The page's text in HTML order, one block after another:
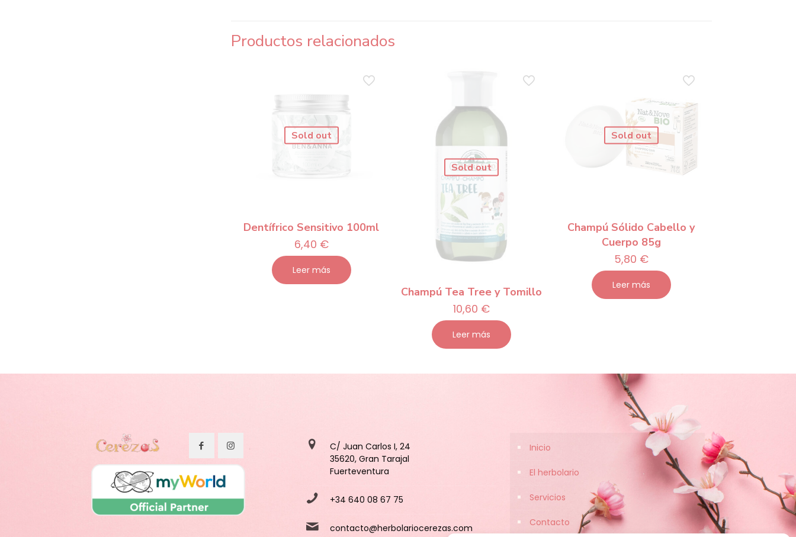
Productos relacionados
Sold out
Dentífrico Sensitivo 100ml
6,40 €
Leer más
Sold out
Champú Tea Tree y Tomillo
10,60 €
Leer más
Sold out
Champú Sólido Cabello y
Cuerpo 85g
5,80 €
Leer más
C/ Juan Carlos I, 24
35620, Gran Tarajal
Fuerteventura
+34 640 08 67 75
contacto@herbolariocerezas.com
Inicio
El herbolario
Servicios
Contacto